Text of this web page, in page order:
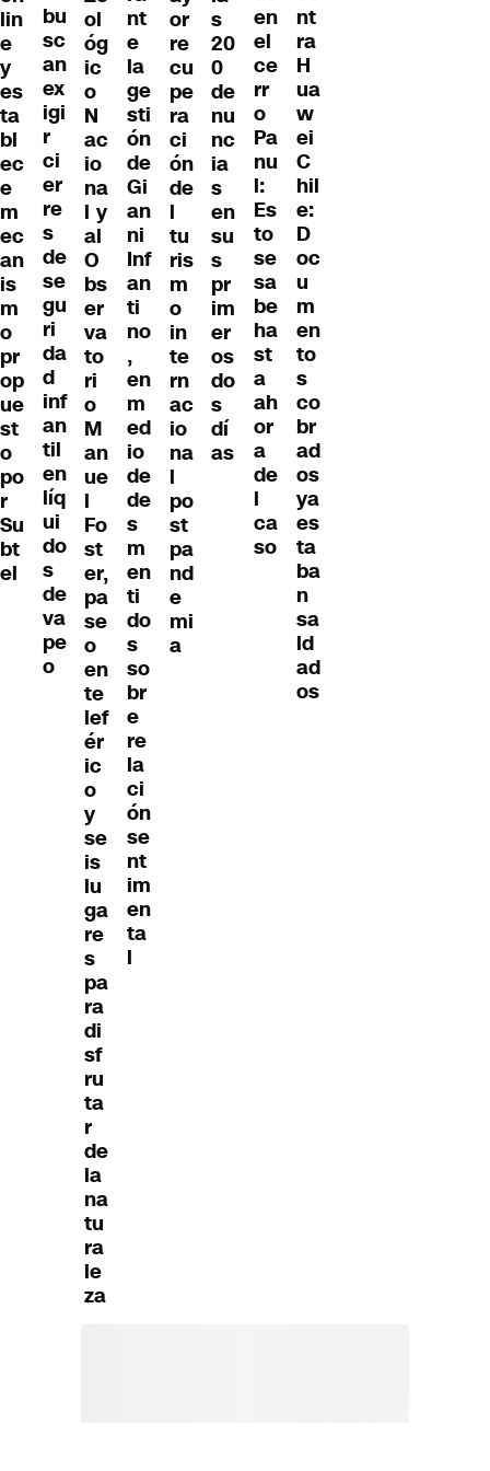
lin
e
y
es
ta
bl
ec
e
m
ec
an
is
m
o
pr
op
ue
st
o
po
r
Su
bt
el
bu
sc
an
ex
igi
r
ci
er
re
s
de
se
gu
ri
da
d
inf
an
til
en
líq
ui
do
s
de
va
pe
o
ol
óg
ic
o
N
ac
io
na
l y
al
O
bs
er
va
to
ri
o
M
an
ue
l
Fo
st
er,
pa
se
o
en
te
lef
ér
ic
o
y
se
is
lu
ga
re
s
pa
ra
di
sf
ru
ta
r
de
la
na
tu
ra
le
za
nt
e
la
ge
sti
ón
de
Gi
an
ni
Inf
an
ti
no
,
en
m
ed
io
de
de
s
m
en
ti
do
s
so
br
e
re
la
ci
ón
se
nt
im
en
ta
l
or
re
cu
pe
ra
ci
ón
de
l
tu
ris
m
o
in
te
rn
ac
io
na
l
po
st
pa
nd
e
mi
a
s
20
0
de
nu
nc
ia
s
en
su
s
pr
im
er
os
do
s
dí
as
en
el
ce
rr
o
Pa
nu
l:
Es
to
se
sa
be
ha
st
a
ah
or
a
de
l
ca
so
nt
ra
H
ua
w
ei
C
hil
e:
D
oc
u
m
en
to
s
co
br
ad
os
ya
es
ta
ba
n
sa
ld
ad
os